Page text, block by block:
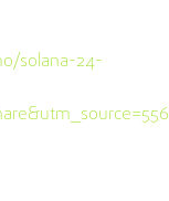
solana-24-